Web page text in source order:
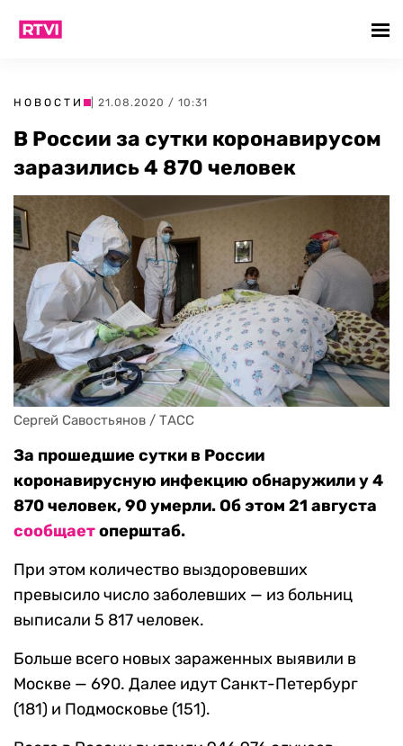
НОВОСТИ | 21.08.2020 / 10:31
В России за сутки коронавирусом
заразились 4 870 человек
Сергей Савостьянов / ТАСС
За прошедшие сутки в России
коронавирусную инфекцию обнаружили у 4
870 человек, 90 умерли. Об этом 21 августа
сообщаетоперштаб.
При этом количество выздоровевших
превысило число заболевших — из больниц
выписали 5 817 человек.
Больше всего новых зараженных выявили в
Москве — 690. Далее идут Санкт-Петербург
(181) и Подмосковье (151).